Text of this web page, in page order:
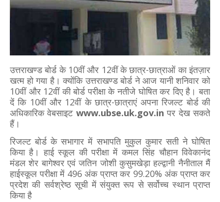
उत्तराखण्ड बोर्ड के 10वीं और 12वीं के छात्र-छात्राओं का इंतज़ार
खत्म हो गया है। क्योंकि उत्तराखण्ड बोर्ड ने आज यानी शनिवार को
10वीं और 12वीं की बोर्ड परीक्षा के नतीजे घोषित कर दिए है। बता
दें कि 10वीं और 12वीं के छात्र-छात्राएं अपना रिजल्ट बोर्ड की
अधिकारिक वेबसाइट www.ubse.uk.gov.in पर देख सकते
हैं।
रिजल्ट बोर्ड के सभागार में सभापति मुकुल कुमार सती ने घोषित
किया है।हाई स्कूल की परीक्षा में कमल सिंह चौहान विवेकानंद
मंडल शेर बागेश्वर एवं जतिन जोशी कुसुमखेड़ा हल्द्वानी नैनीताल मैं
हाईस्कूल परीक्षा में 496 अंक प्राप्त कर 99.20% अंक प्राप्त कर
प्रदेश की सर्वश्रेष्ठ सूची में संयुक्त रूप से सर्वोच्च स्थान प्राप्त
किया है